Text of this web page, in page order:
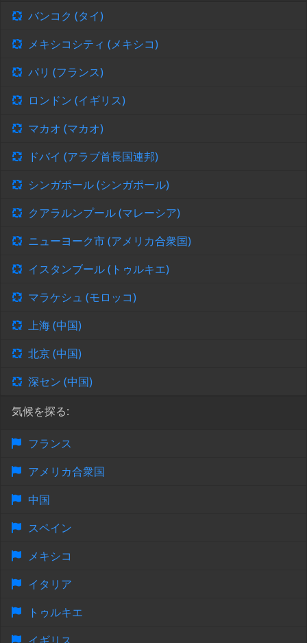
バンコク (タイ)
メキシコシティ (メキシコ)
パリ (フランス)
ロンドン (イギリス)
マカオ (マカオ)
ドバイ (アラブ首長国連邦)
シンガポール (シンガポール)
クアラルンプール (マレーシア)
ニューヨーク市 (アメリカ合衆国)
イスタンブール (トゥルキエ)
マラケシュ (モロッコ)
上海 (中国)
北京 (中国)
深セン (中国)
気候を探る:
フランス
アメリカ合衆国
中国
スペイン
メキシコ
イタリア
トゥルキエ